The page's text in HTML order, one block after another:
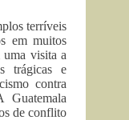
terríveis
em muitos
uma visita a
trágicas e
contra
Guatemala
de conflito